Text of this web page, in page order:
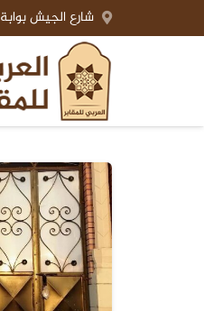
شارع الجيش بوابة 8س حدائق الاهرام